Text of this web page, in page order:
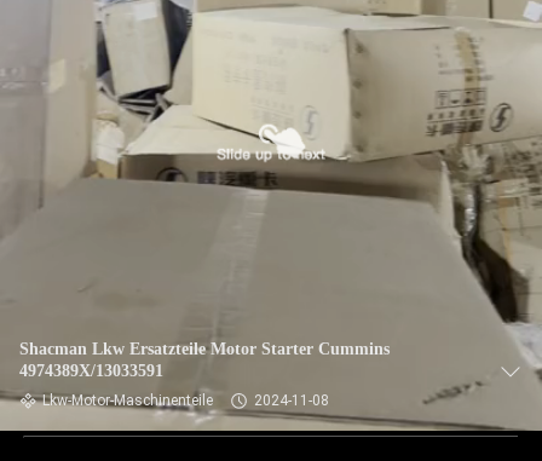
Shacman Lkw Ersatzteile Motor Starter Cummins
4974389X/13033591
Lkw-Motor-Maschinenteile 2024-11-08